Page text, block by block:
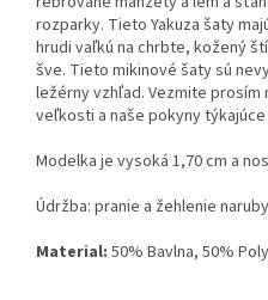
rozparky. Tieto Yakuza šaty
hrudi vaľkú na chrbte, kožený
šve. Tieto mikinové šaty sú
ležérny vzhľad. Vezmite prosím
veľkosti a naše pokyny týkajúce
Modelka je vysoká 1,70 cm a
Údržba: pranie a žehlenie naruby
Material: 50% Bavlna, 50%